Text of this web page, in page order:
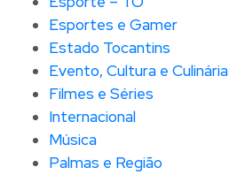
Esportes e Gamer
Estado Tocantins
Evento, Cultura e Culinária
Filmes e Séries
Internacional
Música
Palmas e Região